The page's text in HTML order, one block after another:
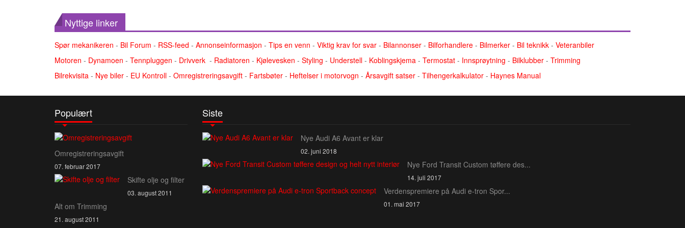
Nyttige linker
Spør mekanikeren - Bil Forum - RSS-feed - Annonseinformasjon - Tips en venn - Viktig krav for svar - Bilannonser - Bilforhandlere - Bilmerker - Bil teknikk - Veteranbiler
Motoren - Dynamoen - Tennpluggen - Drivverk - Radiatoren - Kjølevesken - Styling - Understell - Koblingskjema - Termostat - Innsprøytning - Bilklubber - Trimming
Bilrekvisita - Nye biler - EU Kontroll - Omregistreringsavgift - Fartsbøter - Heftelser i motorvogn - Årsavgift satser - Tilhengerkalkulator - Haynes Manual
Populært
Omregistreringsavgift
07. februar 2017
Skifte olje og filter
03. august 2011
Alt om Trimming
21. august 2011
Siste
Nye Audi A6 Avant er klar
02. juni 2018
Nye Ford Transit Custom tøffere des...
14. juli 2017
Verdenspremiere på Audi e‑tron Spor...
01. mai 2017